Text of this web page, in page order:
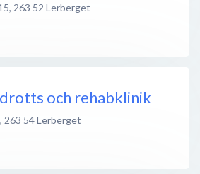
, 263 52 Lerberget
och rehabklinik
, 263 54Lerberget